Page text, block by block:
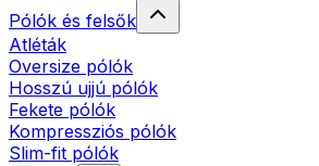
Pólók és felsők
Atléták
Oversize pólók
Hosszú ujjú pólók
Fekete pólók
Kompressziós pólók
Slim-fit pólók